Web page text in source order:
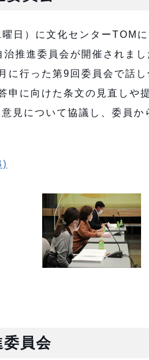
日）に文化センターTOMに
推進委員会が開催されまし
行った第9回委員会で話し
申に向けた条文の見直しや
見について協議し、委員か
員会